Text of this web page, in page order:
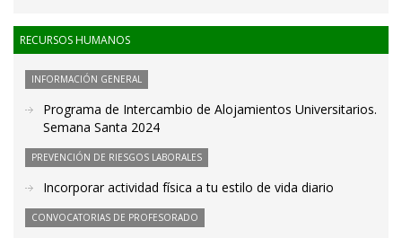
RECURSOS HUMANOS
INFORMACIÓN GENERAL
Programa de Intercambio de Alojamientos Universitarios.
Semana Santa 2024
PREVENCIÓN DE RIESGOS LABORALES
Incorporar actividad física a tu estilo de vida diario
CONVOCATORIAS DE PROFESORADO